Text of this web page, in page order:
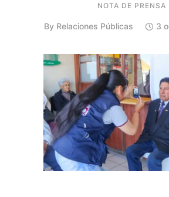
NOTA DE PRENSA
By Relaciones Públicas 3